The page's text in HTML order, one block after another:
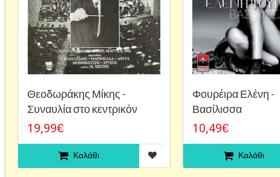
Θεοδωράκης Μίκης -
Συναυλία στο κεντρικόν
19,99€
Καλάθι
Φουρέιρα Ελένη -
Βασίλισσα
10,49€
Καλάθι